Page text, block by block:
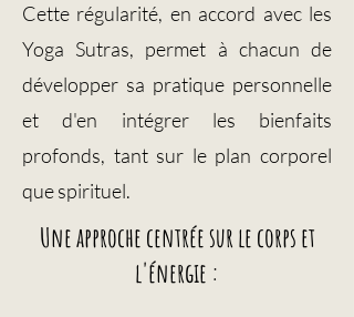
Cette régularité, en accord avec les
Yoga Sutras, permet à chacun de
développer sa pratique personnelle
et d'en intégrer les bienfaits
profonds, tant sur le plan corporel
que spirituel.
Une approche centrée sur le corps et
l'énergie :